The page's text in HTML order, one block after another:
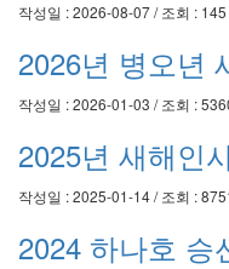
작성일 : 2026-08-07 / 조회 : 145
2026년 병오년
작성일 : 2026-01-03 / 조회 :
2025년 새해인
작성일 : 2025-01-14 / 조회 :
2024 하나호 승